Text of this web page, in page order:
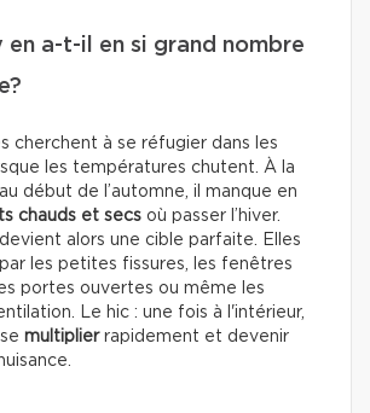
en a-t-il en si grand nombre
cherchent à se réfugier dans les
les températures chutent. À la
début de l’automne, il manque en
chauds et secs où passer l’hiver.
alors une cible parfaite. Elles
les petites fissures, les fenêtres
portes ouvertes ou même les
Le hic : une fois à l'intérieur,
multiplierrapidement et devenir